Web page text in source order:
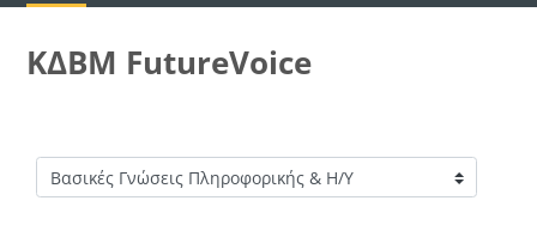
ΚΔΒΜ FutureVoice
Course categories